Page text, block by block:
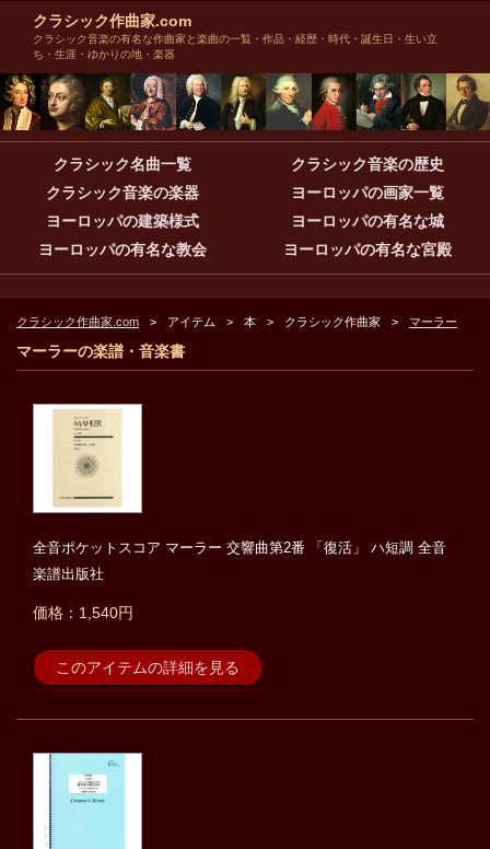
クラシック作曲家.com
クラシック音楽の有名な作曲家と楽曲の一覧・作品・経歴・時代・誕生日・生い立
ち・生涯・ゆかりの地・楽器
クラシック名曲一覧
クラシック音楽の歴史
クラシック音楽の楽器
ヨーロッパの画家一覧
ヨーロッパの建築様式
ヨーロッパの有名な城
ヨーロッパの有名な教会
ヨーロッパの有名な宮殿
クラシック作曲家.com アイテム 本 クラシック作曲家 マーラー
マーラーの楽譜・音楽書
全音ポケットスコア マーラー 交響曲第2番 「復活」 ハ短調 全音
楽譜出版社
価格：1,540円
このアイテムの詳細を見る